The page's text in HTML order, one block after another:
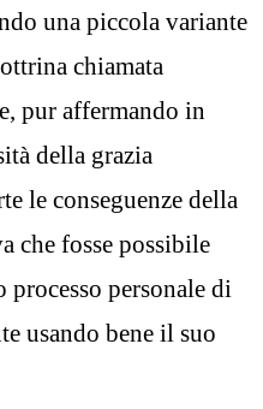
una piccola variante
chiamata
pur affermando in
della grazia
le conseguenze della
che fosse possibile
personale di
usando bene il suo